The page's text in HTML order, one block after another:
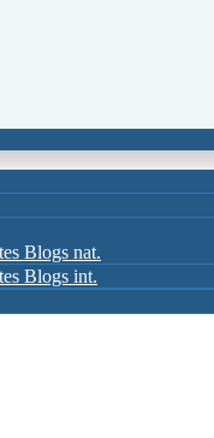
Blogs nat.
Blogs int.